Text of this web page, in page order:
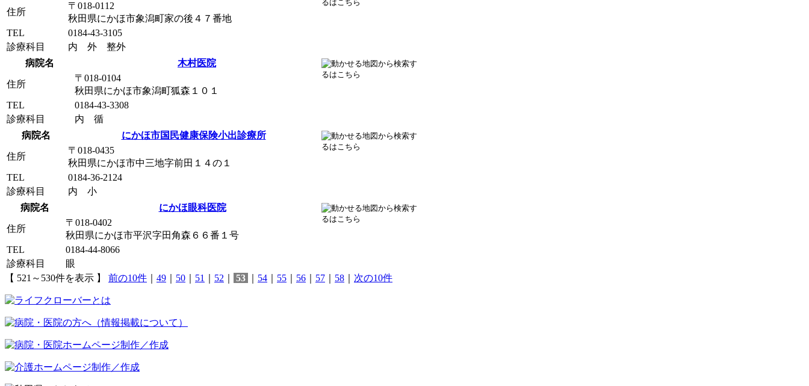
住所
〒018-0112
秋田県にかほ市象潟町家の後４７番地
TEL
0184-43-3105
診療科目
内 外 整外
病院名
木村医院
住所
〒018-0104
秋田県にかほ市象潟町狐森１０１
TEL
0184-43-3308
診療科目
内 循
病院名
にかほ市国民健康保険小出診療所
住所
〒018-0435
秋田県にかほ市中三地字前田１４の１
TEL
0184-36-2124
診療科目
内 小
病院名
にかほ眼科医院
住所
〒018-0402
秋田県にかほ市平沢字田角森６６番１号
TEL
0184-44-8066
診療科目
眼
【 521～530件を表示 】 前の10件 49 50 51 52 53 54 55 56 57 58 次の10件